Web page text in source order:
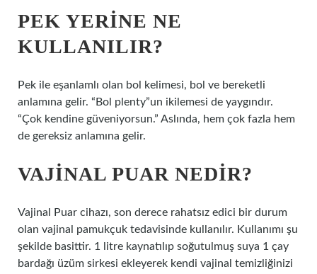
PEK YERINE NE
KULLANILIR?
Pek ile eşanlamlı olan bol kelimesi, bol ve bereketli
anlamına gelir. “Bol plenty”un ikilemesi de yaygındır.
“Çok kendine güveniyorsun.” Aslında, hem çok fazla hem
de gereksiz anlamına gelir.
VAJINAL PUAR NEDIR?
Vajinal Puar cihazı, son derece rahatsız edici bir durum
olan vajinal pamukçuk tedavisinde kullanılır. Kullanımı şu
şekilde basittir. 1 litre kaynatılıp soğutulmuş suya 1 çay
bardağı üzüm sirkesi ekleyerek kendi vajinal temizliğinizi